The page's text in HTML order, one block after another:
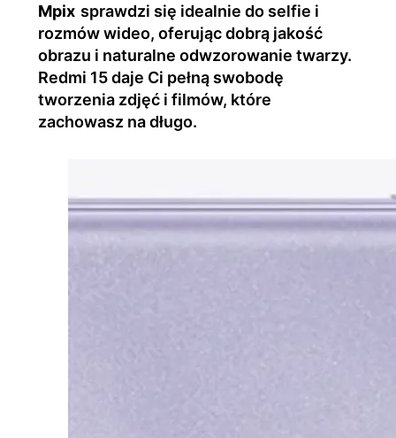
Mpix sprawdzi się idealnie do selfie i
rozmów wideo, oferując dobrą jakość
obrazu i naturalne odwzorowanie twarzy.
Redmi 15 daje Ci pełną swobodę
tworzenia zdjęć i filmów, które
zachowasz na długo.